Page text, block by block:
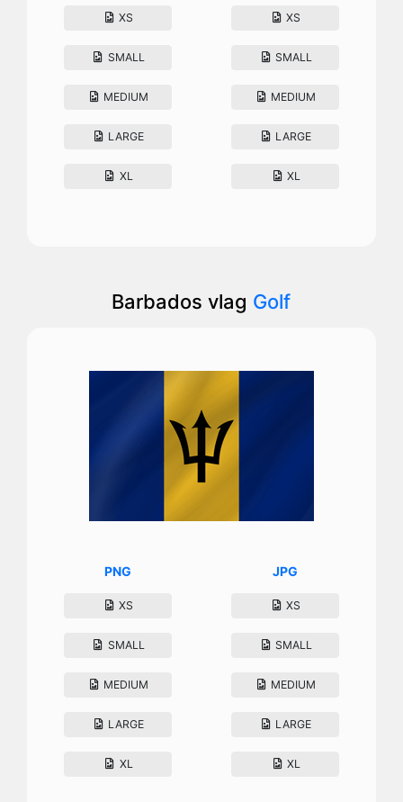
XS
SMALL
MEDIUM
LARGE
XL
XS
SMALL
MEDIUM
LARGE
XL
Barbados vlag Golf
PNG
XS
SMALL
MEDIUM
LARGE
XL
JPG
XS
SMALL
MEDIUM
LARGE
XL